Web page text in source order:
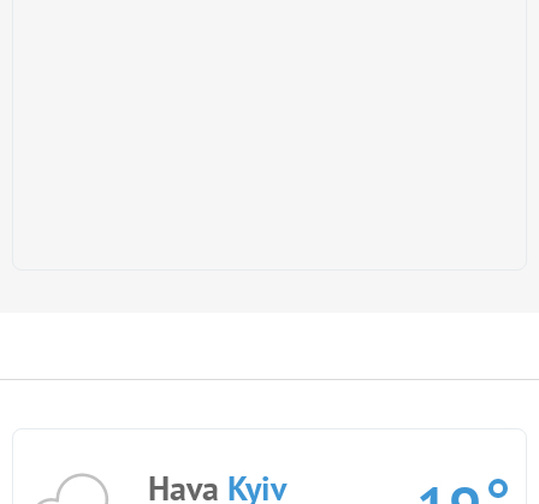
Hava Kyiv